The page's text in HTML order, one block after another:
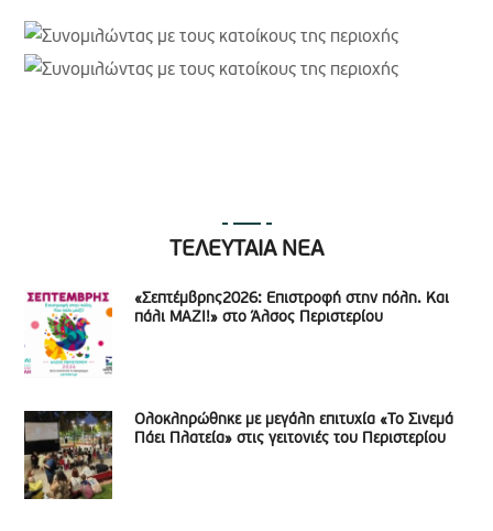
ΤΕΛΕΥΤΑΙΑ ΝΕΑ
«Σεπτέμβρης2026: Επιστροφή στην πόλη. Και
πάλι ΜΑΖΙ!» στο Άλσος Περιστερίου
Ολοκληρώθηκε με μεγάλη επιτυχία «Το Σινεμά
Πάει Πλατεία» στις γειτονιές του Περιστερίου